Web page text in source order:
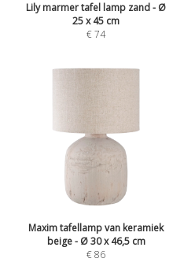
Lily marmer tafel lamp zand - Ø
25 x 45 cm
€74
Maxim tafellamp van keramiek
beige - Ø 30 x 46,5 cm
€86